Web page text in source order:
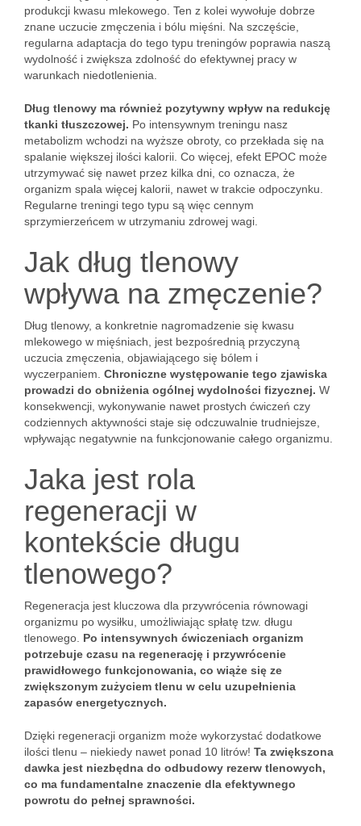
produkcji kwasu mlekowego. Ten z kolei wywołuje dobrze
znane uczucie zmęczenia i bólu mięśni. Na szczęście,
regularna adaptacja do tego typu treningów poprawia naszą
wydolność i zwiększa zdolność do efektywnej pracy w
warunkach niedotlenienia.
Dług tlenowy ma również pozytywny wpływ na redukcję
tkanki tłuszczowej. Po intensywnym treningu nasz
metabolizm wchodzi na wyższe obroty, co przekłada się na
spalanie większej ilości kalorii. Co więcej, efekt EPOC może
utrzymywać się nawet przez kilka dni, co oznacza, że
organizm spala więcej kalorii, nawet w trakcie odpoczynku.
Regularne treningi tego typu są więc cennym
sprzymierzeńcem w utrzymaniu zdrowej wagi.
Jak dług tlenowy
wpływa na zmęczenie?
Dług tlenowy, a konkretnie nagromadzenie się kwasu
mlekowego w mięśniach, jest bezpośrednią przyczyną
uczucia zmęczenia, objawiającego się bólem i
wyczerpaniem. Chroniczne występowanie tego zjawiska
prowadzi do obniżenia ogólnej wydolności fizycznej. W
konsekwencji, wykonywanie nawet prostych ćwiczeń czy
codziennych aktywności staje się odczuwalnie trudniejsze,
wpływając negatywnie na funkcjonowanie całego organizmu.
Jaka jest rola
regeneracji w
kontekście długu
tlenowego?
Regeneracja jest kluczowa dla przywrócenia równowagi
organizmu po wysiłku, umożliwiając spłatę tzw. długu
tlenowego. Po intensywnych ćwiczeniach organizm
potrzebuje czasu na regenerację i przywrócenie
prawidłowego funkcjonowania, co wiąże się ze
zwiększonym zużyciem tlenu w celu uzupełnienia
zapasów energetycznych.
Dzięki regeneracji organizm może wykorzystać dodatkowe
ilości tlenu – niekiedy nawet ponad 10 litrów! Ta zwiększona
dawka jest niezbędna do odbudowy rezerw tlenowych,
co ma fundamentalne znaczenie dla efektywnego
powrotu do pełnej sprawności.